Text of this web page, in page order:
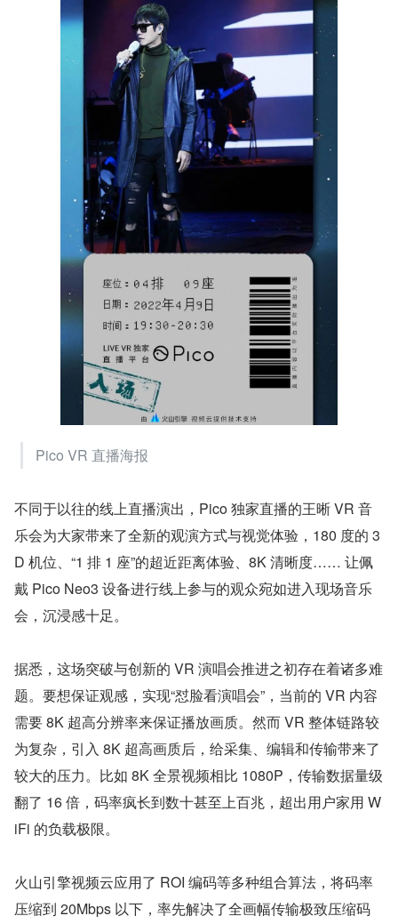
Pico VR 直播海报
不同于以往的线上直播演出，Pico 独家直播的王晰 VR 音
乐会为大家带来了全新的观演方式与视觉体验，180 度的 3
D 机位、“1 排 1 座”的超近距离体验、8K 清晰度…… 让佩
戴 Pico Neo3 设备进行线上参与的观众宛如进入现场音乐
会，沉浸感十足。
据悉，这场突破与创新的 VR 演唱会推进之初存在着诸多难
题。要想保证观感，实现“怼脸看演唱会”，当前的 VR 内容
需要 8K 超高分辨率来保证播放画质。然而 VR 整体链路较
为复杂，引入 8K 超高画质后，给采集、编辑和传输带来了
较大的压力。比如 8K 全景视频相比 1080P，传输数据量级
翻了 16 倍，码率疯长到数十甚至上百兆，超出用户家用 W
iFi 的负载极限。
火山引擎视频云应用了 ROI 编码等多种组合算法，将码率
压缩到 20Mbps 以下，率先解决了全画幅传输极致压缩码